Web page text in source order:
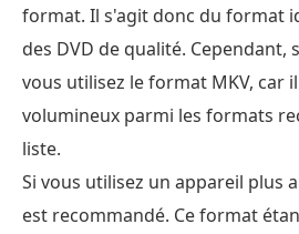
format. Il s'agit donc du format
des DVD de qualité. Cependant,
vous utilisez le format MKV, car
volumineux parmi les formats
liste.
Si vous utilisez un appareil plus
est recommandé. Ce format